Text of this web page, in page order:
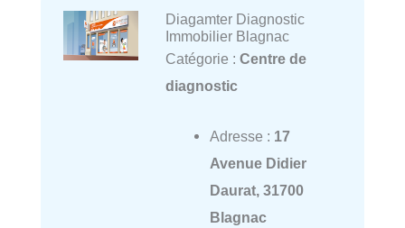
Diagamter Diagnostic
Immobilier Blagnac
Catégorie : Centre de
diagnostic
Adresse : 17
Avenue Didier
Daurat, 31700
Blagnac